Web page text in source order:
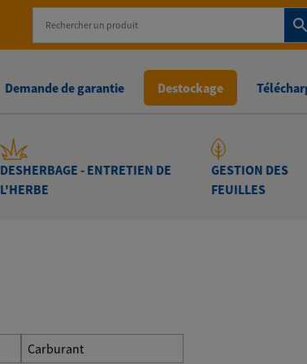
Demande de garantie Destockage
DESHERBAGE - ENTRETIEN DE
L'HERBE
GESTION DES
FEUILLES
Carburant